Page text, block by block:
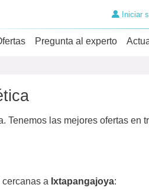
Iniciar
Pregunta al experto
Tenemos las mejores ofertas en
cercanas a Ixtapangajoya: